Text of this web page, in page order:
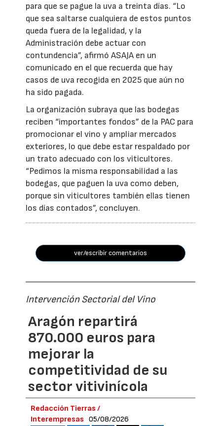
para que se pague la uva a treinta días. “Lo
que sea saltarse cualquiera de estos puntos
queda fuera de la legalidad, y la
Administración debe actuar con
contundencia”, afirmó ASAJA en un
comunicado en el que recuerda que hay
casos de uva recogida en 2025 que aún no
ha sido pagada.
La organización subraya que las bodegas
reciben “importantes fondos” de la PAC para
promocionar el vino y ampliar mercados
exteriores, lo que debe estar respaldado por
un trato adecuado con los viticultores.
“Pedimos la misma responsabilidad a las
bodegas, que paguen la uva como deben,
porque sin viticultores también ellas tienen
los días contados”, concluyen.
ver/escribir comentarios
Intervención Sectorial del Vino
Aragón repartirá
870.000 euros para
mejorar la
competitividad de su
sector vitivinícola
Redacción Tierras /
Interempresas
05/08/2026